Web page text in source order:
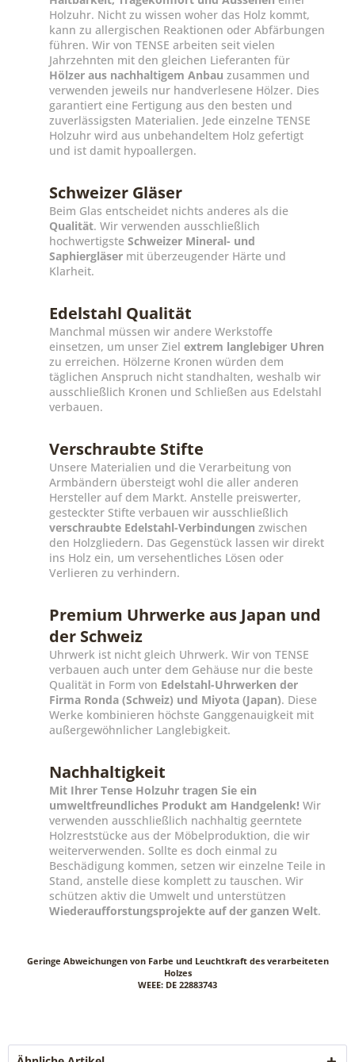
Holzuhr. Nicht zu wissen woher das Holz kommt,
kann zu allergischen Reaktionen oder Abfärbungen
führen. Wir von TENSE arbeiten seit vielen
Jahrzehnten mit den gleichen Lieferanten für
Hölzer aus nachhaltigem Anbau zusammen und
verwenden jeweils nur handverlesene Hölzer. Dies
garantiert eine Fertigung aus den besten und
zuverlässigsten Materialien. Jede einzelne TENSE
Holzuhr wird aus unbehandeltem Holz gefertigt
und ist damit hypoallergen.
Schweizer Gläser
Beim Glas entscheidet nichts anderes als die
Qualität. Wir verwenden ausschließlich
hochwertigste Schweizer Mineral- und
Saphiergläser mit überzeugender Härte und
Klarheit.
Edelstahl Qualität
Manchmal müssen wir andere Werkstoffe
einsetzen, um unser Ziel extrem langlebiger Uhren
zu erreichen. Hölzerne Kronen würden dem
täglichen Anspruch nicht standhalten, weshalb wir
ausschließlich Kronen und Schließen aus Edelstahl
verbauen.
Verschraubte Stifte
Unsere Materialien und die Verarbeitung von
Armbändern übersteigt wohl die aller anderen
Hersteller auf dem Markt. Anstelle preiswerter,
gesteckter Stifte verbauen wir ausschließlich
verschraubte Edelstahl-Verbindungen zwischen
den Holzgliedern. Das Gegenstück lassen wir direkt
ins Holz ein, um versehentliches Lösen oder
Verlieren zu verhindern.
Premium Uhrwerke aus Japan und
der Schweiz
Uhrwerk ist nicht gleich Uhrwerk. Wir von TENSE
verbauen auch unter dem Gehäuse nur die beste
Qualität in Form von Edelstahl-Uhrwerken der
Firma Ronda (Schweiz) und Miyota (Japan). Diese
Werke kombinieren höchste Ganggenauigkeit mit
außergewöhnlicher Langlebigkeit.
Nachhaltigkeit
Mit Ihrer Tense Holzuhr tragen Sie ein
umweltfreundliches Produkt am Handgelenk! Wir
verwenden ausschließlich nachhaltig geerntete
Holzreststücke aus der Möbelproduktion, die wir
weiterverwenden. Sollte es doch einmal zu
Beschädigung kommen, setzen wir einzelne Teile in
Stand, anstelle diese komplett zu tauschen. Wir
schützen aktiv die Umwelt und unterstützen
Wiederaufforstungsprojekte auf der ganzen Welt.
Geringe Abweichungen von Farbe und Leuchtkraft des verarbeiteten
Holzes
WEEE: DE 22883743